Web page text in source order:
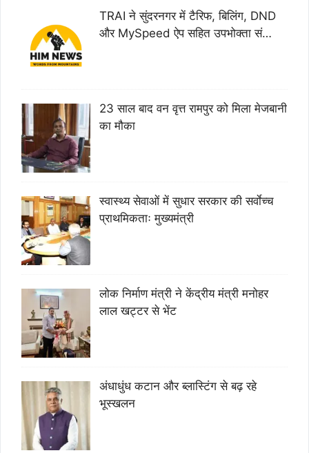
TRAI ने सुंदरनगर में टैरिफ, बिलिंग, DND
और MySpeed ऐप सहित उपभोक्ता सं…
23 साल बाद वन वृत्त रामपुर को मिला मेजबानी
का मौका
स्वास्थ्य सेवाओं में सुधार सरकार की सर्वाेच्च
प्राथमिकताः मुख्यमंत्री
लोक निर्माण मंत्री ने केंद्रीय मंत्री मनोहर
लाल खट्टर से भेंट
अंधाधुंध कटान और ब्लास्टिंग से बढ़ रहे
भूस्खलन